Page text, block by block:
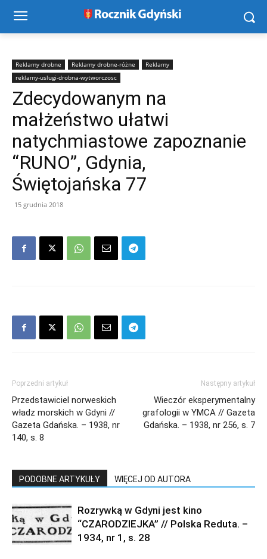
Reklamy drobne Reklamy drobne-różne
Reklamy
reklamy-uslugi-drobna-wytworczosc
Zdecydowanym na
małżeństwo ułatwi
natychmiastowe zapoznanie
“RUNO”, Gdynia,
Świętojańska 77
15 grudnia 2018
Poprzedni artykuł
Przedstawiciel norweskich
władz morskich w Gdyni //
Gazeta Gdańska. – 1938, nr
140, s. 8
Następny artykuł
Wieczór eksperymentalny
grafologii w YMCA // Gazeta
Gdańska. – 1938, nr 256, s. 7
PODOBNE ARTYKUŁY WIĘCEJ OD AUTORA
Rozrywką w Gdyni jest kino
“CZARODZIEJKA” // Polska Reduta. –
1934, nr 1, s. 28